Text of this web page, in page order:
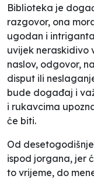
Biblioteka je
razgovor, ona
ugodan i
uvijek neraskidivo
naslov, odgovor,
disput ili
bude događaj i
i rukavcima
će biti.
Od
ispod jorgana, jer
to vrijeme, do